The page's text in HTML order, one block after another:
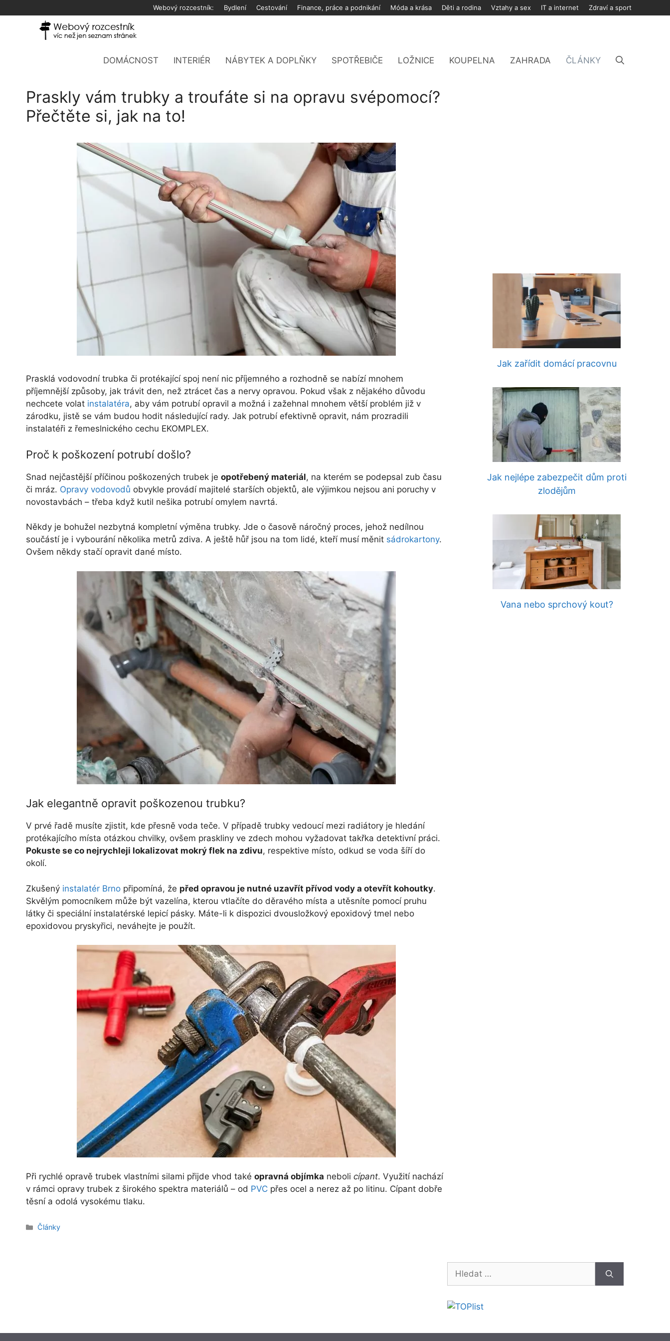
na
Webový rozcestník: Bydlení Cestování Finance, práce a podnikání Móda a krása Děti a rodina Vztahy a sex IT a internet Zdraví a sport
DOMÁCNOST INTERIÉR NÁBYTEK A DOPLŇKY SPOTŘEBIČE LOŽNICE KOUPELNA ZAHRADA ČLÁNKY
Praskly vám trubky a troufáte si na opravu svépomocí?
Přečtěte si, jak na to!
Prasklá vodovodní trubka či protékající spoj není nic příjemného a rozhodně se nabízí mnohem
příjemnější způsoby, jak trávit den, než ztrácet čas a nervy opravou. Pokud však z nějakého důvodu
nechcete volat instalatéra, aby vám potrubí opravil a možná i zažehnal mnohem větší problém již v
zárodku, jistě se vám budou hodit následující rady. Jak potrubí efektivně opravit, nám prozradili
instalatéři z řemeslnického cechu EKOMPLEX.
Proč k poškození potrubí došlo?
Snad nejčastější příčinou poškozených trubek je opotřebený materiál, na kterém se podepsal zub času
či mráz. Opravy vodovodů obvykle provádí majitelé starších objektů, ale výjimkou nejsou ani poruchy v
novostavbách – třeba když kutil nešika potrubí omylem navrtá.
Někdy je bohužel nezbytná kompletní výměna trubky. Jde o časově náročný proces, jehož nedílnou
součástí je i vybourání několika metrů zdiva. A ještě hůř jsou na tom lidé, kteří musí měnit sádrokartony.
Ovšem někdy stačí opravit dané místo.
Jak elegantně opravit poškozenou trubku?
V prvé řadě musíte zjistit, kde přesně voda teče. V případě trubky vedoucí mezi radiátory je hledání
protékajícího místa otázkou chvilky, ovšem praskliny ve zdech mohou vyžadovat takřka detektivní práci.
Pokuste se co nejrychleji lokalizovat mokrý flek na zdivu, respektive místo, odkud se voda šíří do
okolí.
Zkušený instalatér Brno připomíná, že před opravou je nutné uzavřít přívod vody a otevřít kohoutky.
Skvělým pomocníkem může být vazelína, kterou vtlačíte do děravého místa a utěsníte pomocí pruhu
látky či speciální instalatérské lepicí pásky. Máte-li k dispozici dvousložkový epoxidový tmel nebo
epoxidovou pryskyřici, neváhejte je použít.
Při rychlé opravě trubek vlastními silami přijde vhod také opravná objímka neboli cípant. Využití nachází
v rámci opravy trubek z širokého spektra materiálů – od PVC přes ocel a nerez až po litinu. Cípant dobře
těsní a odolá vysokému tlaku.
Rubriky
Články
Jak zařídit domácí pracovnu
Jak nejlépe zabezpečit dům proti
zlodějům
Vana nebo sprchový kout?
Hledat: